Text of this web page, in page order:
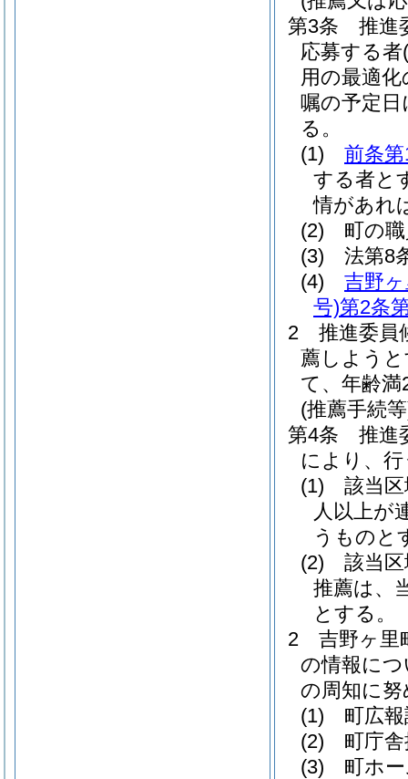
第3条
推進
応募する者
用の最適
嘱の予定
る。
(1)
前条
する者と
情があれ
(2)
町の
(3)
法第8
(4)
吉野
号)第2条
2
推進委員
薦しよう
て、年齢
(推薦手続
第4条
推進
により、
(1)
該当
人以上が
うものと
(2)
該当
推薦は、
とする。
2
吉野ヶ里
の情報に
の周知に
(1)
町広
(2)
町庁
(3)
町ホ